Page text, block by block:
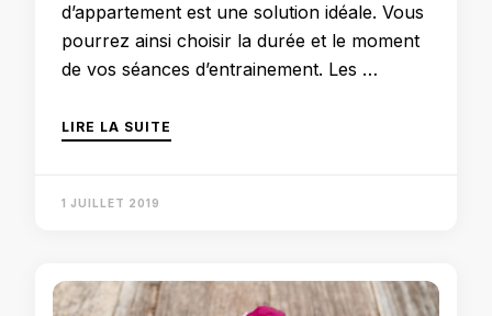
d’appartement est une solution idéale. Vous
pourrez ainsi choisir la durée et le moment
de vos séances d’entrainement. Les …
LIRE LA SUITE
1 JUILLET 2019